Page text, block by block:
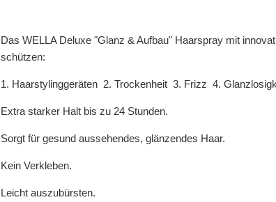
Das WELLA Deluxe "Glanz & Aufbau" Haarspray mit
schützen:
1. Haarstylinggeräten 2. Trockenheit 3. Frizz 4.
Extra starker Halt bis zu 24 Stunden.
Sorgt für gesund aussehendes, glänzendes Haar.
Kein Verkleben.
Leicht auszubürsten.